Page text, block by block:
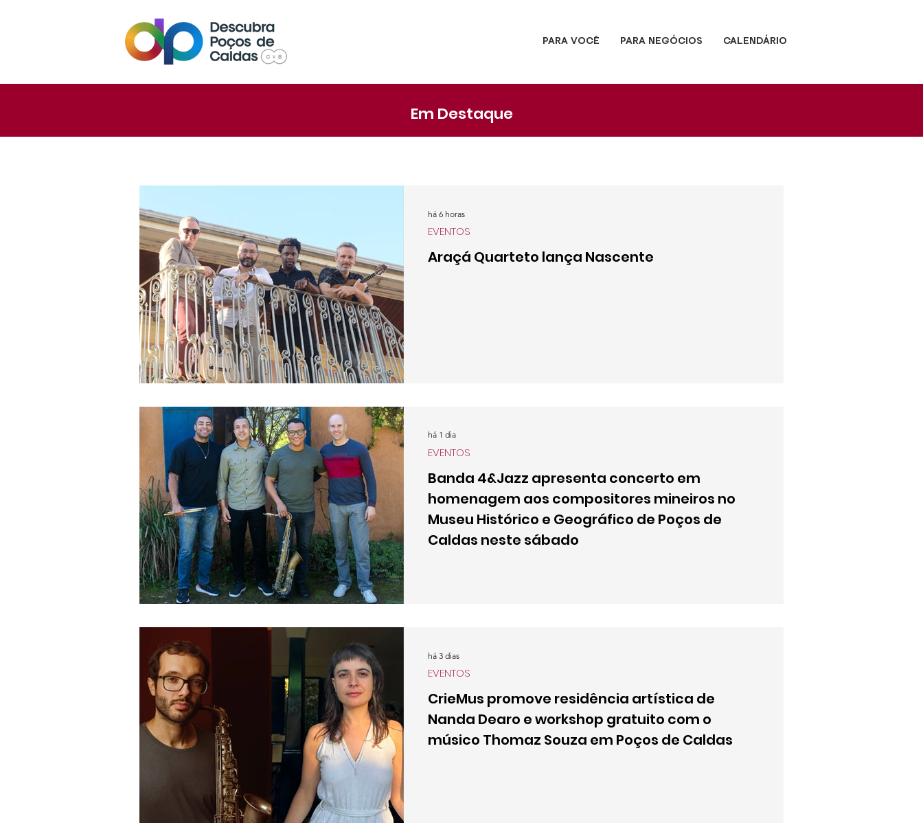
PARA VOCÊ PARA NEGÓCIOS CALENDÁRIO
Em Destaque
Araçá Quarteto lança Nascente
EVENTOS
há 6 horas
Banda 4&Jazz apresenta concerto em
homenagem aos compositores mineiros no
Museu Histórico e Geográfico de Poços de
Caldas neste sábado
EVENTOS
há 1 dia
CrieMus promove residência artística de
Nanda Dearo e workshop gratuito com o
músico Thomaz Souza em Poços de Caldas
EVENTOS
há 3 dias